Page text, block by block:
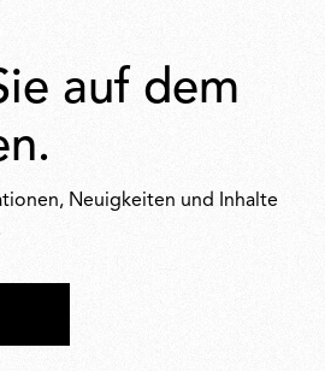
auf dem
Neuigkeiten und Inhalte